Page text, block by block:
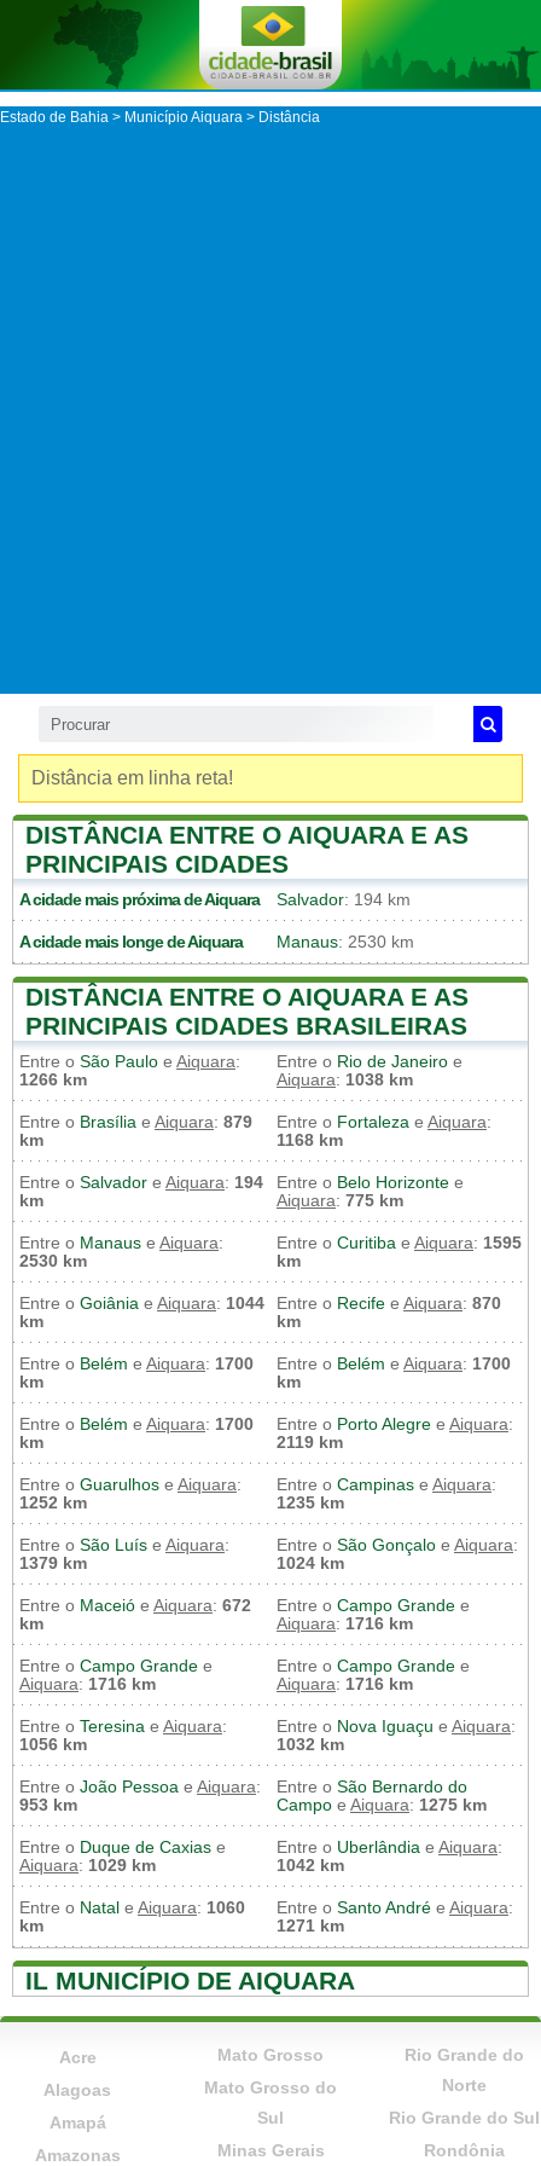
Estado de Bahia > Município Aiquara > Distância
Distância em linha reta!
DISTÂNCIA ENTRE O AIQUARA E AS
PRINCIPAIS CIDADES
A cidade mais próxima deAiquara Salvador: 194 km
A cidade mais longe deAiquara Manaus: 2530 km
DISTÂNCIA ENTRE O AIQUARA E AS
PRINCIPAIS CIDADES BRASILEIRAS
Entre o São Paulo e Aiquara:
1266 km
Entre o Rio de Janeiro e
Aiquara: 1038 km
Entre o Brasília e Aiquara: 879
km
Entre o Fortaleza e Aiquara:
1168 km
Entre o Salvador e Aiquara: 194
km
Entre o Belo Horizonte e
Aiquara: 775 km
Entre o Manaus e Aiquara:
2530 km
Entre o Curitiba e Aiquara: 1595
km
Entre o Goiânia e Aiquara: 1044
km
Entre o Recife e Aiquara: 870
km
Entre o Belém e Aiquara: 1700
km
Entre o Belém e Aiquara: 1700
km
Entre o Belém e Aiquara: 1700
km
Entre o Porto Alegre e Aiquara:
2119 km
Entre o Guarulhos e Aiquara:
1252 km
Entre o Campinas e Aiquara:
1235 km
Entre o São Luís e Aiquara:
1379 km
Entre o São Gonçalo e Aiquara:
1024 km
Entre o Maceió e Aiquara: 672
km
Entre o Campo Grande e
Aiquara: 1716 km
Entre o Campo Grande e
Aiquara: 1716 km
Entre o Campo Grande e
Aiquara: 1716 km
Entre o Teresina e Aiquara:
1056 km
Entre o Nova Iguaçu e Aiquara:
1032 km
Entre o João Pessoa e Aiquara:
953 km
Entre o São Bernardo do
Campo e Aiquara: 1275 km
Entre o Duque de Caxias e
Aiquara: 1029 km
Entre o Uberlândia e Aiquara:
1042 km
Entre o Natal e Aiquara: 1060
km
Entre o Santo André e Aiquara:
1271 km
IL MUNICÍPIO DE AIQUARA
Acre
Alagoas
Amapá
Amazonas
Mato Grosso
Mato Grosso do
Sul
Minas Gerais
Rio Grande do
Norte
Rio Grande do Sul
Rondônia